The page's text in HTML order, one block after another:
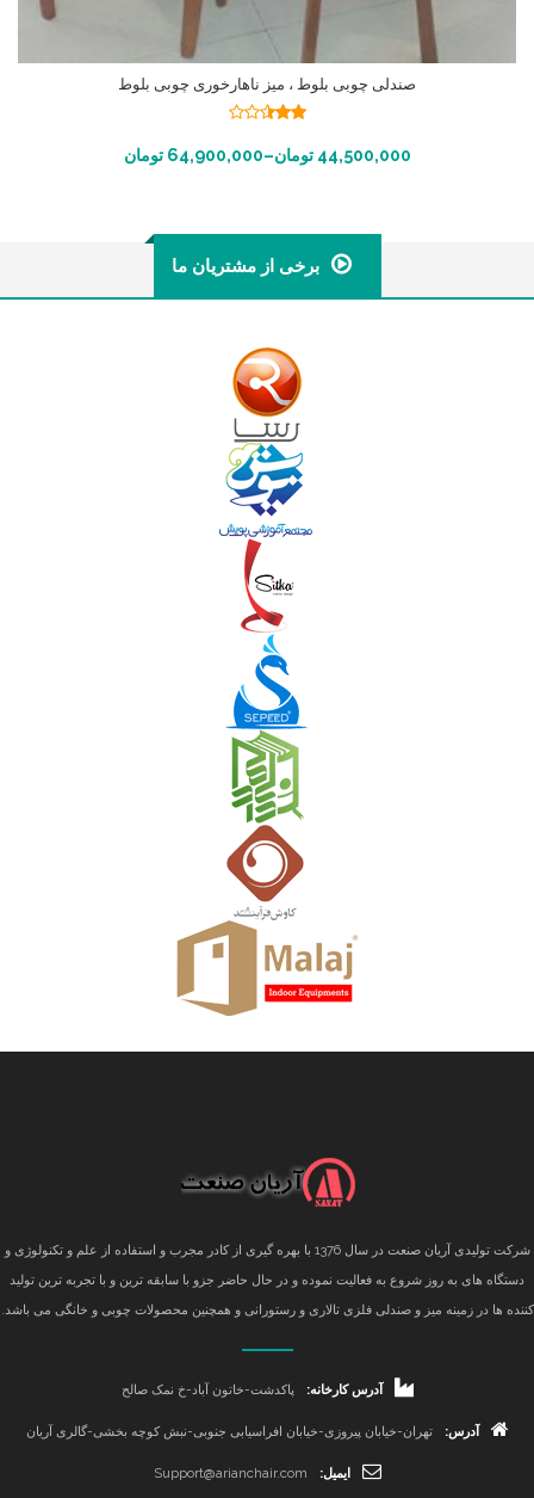
صندلی چوبی بلوط ، میز ناهارخوری چوبی بلوط
از 5
44,500,000 تومان–
64,900,000 تومان انتخاب گزینه ها
برخی از مشتریان ما
شرکت تولیدی آریان صنعت در سال 1376 با بهره گیری از کادر مجرب و استفاده از علم و تکنولوژی و
دستگاه های به روز شروع به فعالیت نموده و در حال حاضر جزو با سابقه ترین و با تجربه ترین تولید
کننده ها در زمینه میز و صندلی فلزی تالاری و رستورانی و همچنین محصولات چوبی و خانگی می باشد.
آدرس کارخانه: پاکدشت-خاتون آباد-خ نمک صالح
آدرس: تهران-خیابان پیروزی-خیابان افراسیابی جنوبی-نبش کوچه بخشی-گالری آریان
ایمیل: Support@arianchair.com